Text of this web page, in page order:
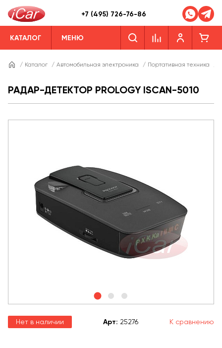
+7 (495) 726-76-86
КАТАЛОГ МЕНЮ
/ Каталог / Автомобильная электроника / Портативная техника
РАДАР-ДЕТЕКТОР PROLOGY ISCAN-5010
Нет в наличии Арт: 25276 К сравнению